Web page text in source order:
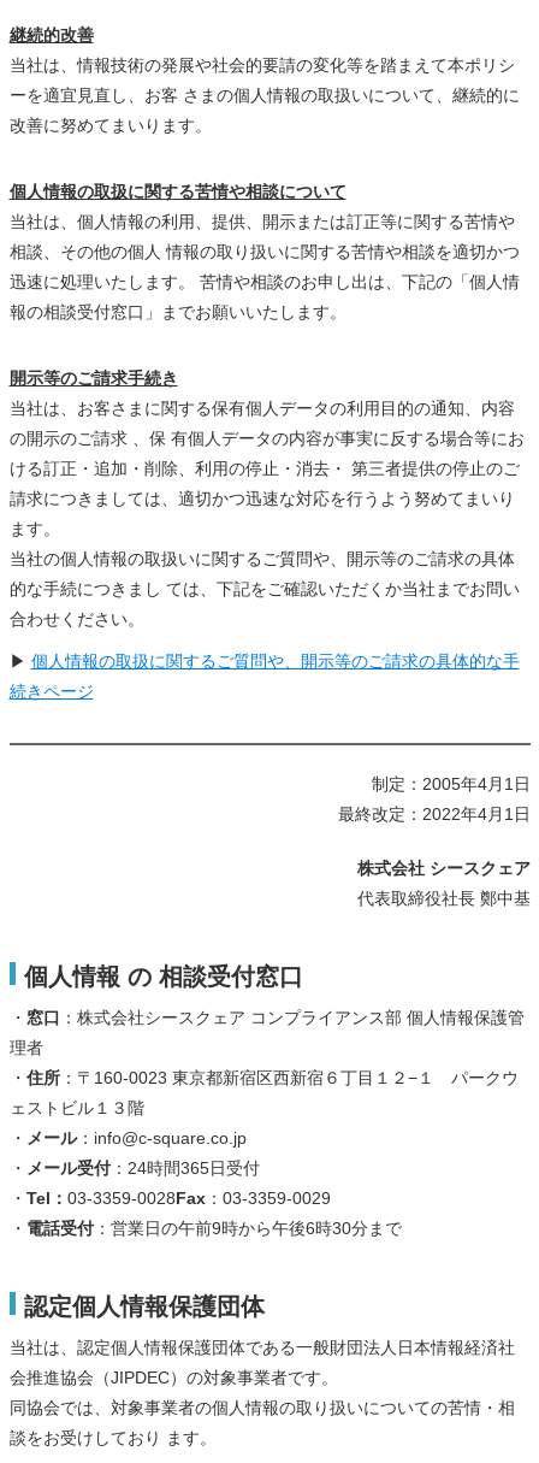
継続的改善
当社は、情報技術の発展や社会的要請の変化等を踏まえて本ポリシ
ーを適宜見直し、お客 さまの個人情報の取扱いについて、継続的に
改善に努めてまいります。
個人情報の取扱に関する苦情や相談について
当社は、個人情報の利用、提供、開示または訂正等に関する苦情や
相談、その他の個人 情報の取り扱いに関する苦情や相談を適切かつ
迅速に処理いたします。 苦情や相談のお申し出は、下記の「個人情
報の相談受付窓口」までお願いいたします。
開示等のご請求手続き
当社は、お客さまに関する保有個人データの利用目的の通知、内容
の開示のご請求 、保 有個人データの内容が事実に反する場合等にお
ける訂正・追加・削除、利用の停止・消去・ 第三者提供の停止のご
請求につきましては、適切かつ迅速な対応を行うよう努めてまいり
ます。
当社の個人情報の取扱いに関するご質問や、開示等のご請求の具体
的な手続につきまし ては、下記をご確認いただくか当社までお問い
合わせください。
▶ 個人情報の取扱に関するご質問や、開示等のご請求の具体的な手
続きページ
制定：2005年4月1日
最終改定：2022年4月1日
株式会社 シースクェア
代表取締役社長 鄭中基
個人情報 の 相談受付窓口
・ 窓口 ：株式会社シースクェア コンプライアンス部 個人情報保護管
理者
・ 住所：〒160-0023 東京都新宿区西新宿６丁目１２−１ パークウ
ェストビル１３階
・ メール：info@c-square.co.jp
・ メール受付：24時間365日受付
・ Tel： 03-3359-0028Fax：03-3359-0029
・ 電話受付：営業日の午前9時から午後6時30分まで
認定個人情報保護団体
当社は、認定個人情報保護団体である一般財団法人日本情報経済社
会推進協会（JIPDEC）の対象事業者です。
同協会では、対象事業者の個人情報の取り扱いについての苦情・相
談をお受けしており ます。